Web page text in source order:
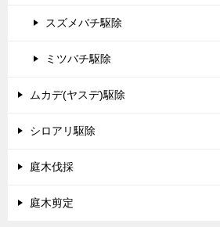
スズメバチ駆除
ミツバチ駆除
ムカデ(ヤスデ)駆除
シロアリ駆除
庭木伐採
庭木剪定